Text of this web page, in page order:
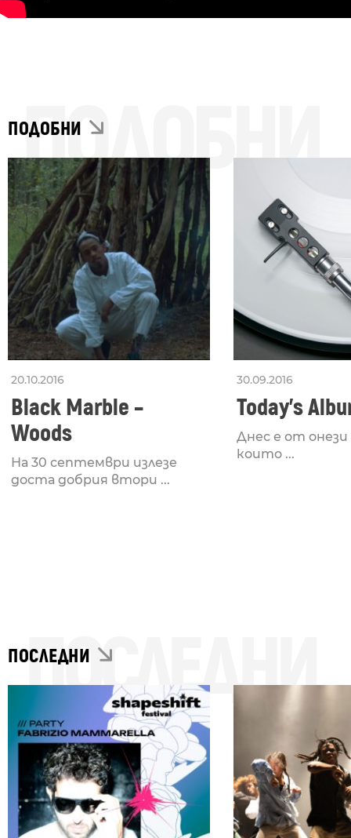
ПОДОБНИ
ПОДОБНИ
20.10.2016
Black Marble –
Woods
На 30 септември излезе
доста добрия втори ...
30.09.2016
Today’s
Днес е от
които ...
ПОСЛЕДНИ
ПОСЛЕДНИ